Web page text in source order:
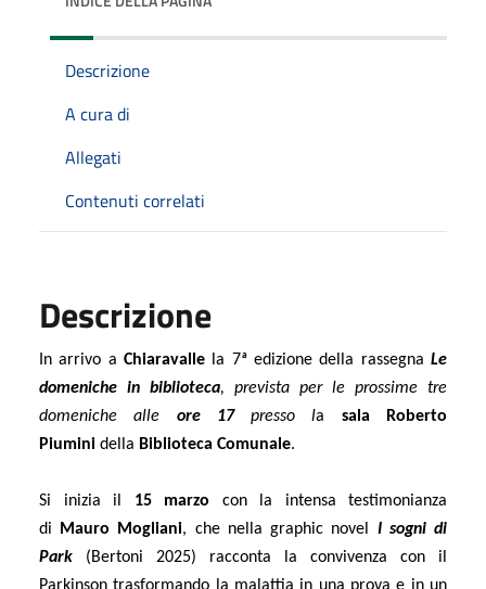
Descrizione
A cura di
Allegati
Contenuti correlati
Descrizione
In arrivo a Chiaravalle la 7ª edizione della rassegna Le
domeniche in biblioteca, prevista per le prossime tre
domeniche alle ore 17presso la sala Roberto
Piumini della Biblioteca Comunale.
Si inizia il 15 marzo con la intensa testimonianza
di
Mauro Mogliani, che nella graphic novel I sogni di
Park (Bertoni 2025) racconta la convivenza con il
Parkinson trasformando la malattia in una prova e in un